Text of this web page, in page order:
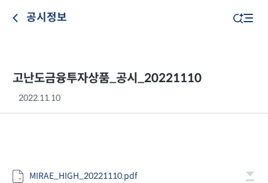
공시정보
고난도금융투자상품_공시_20221110
2022.11.10
MIRAE_HIGH_20221110.pdf